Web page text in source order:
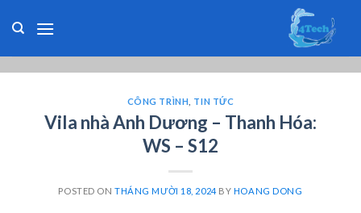
CÔNG TRÌNH TIN TỨC
Vila nhà Anh Dương – Thanh Hóa:
WS – S12
POSTED ONTHÁNG MƯỜI 18, 2024BY HOANG DONG